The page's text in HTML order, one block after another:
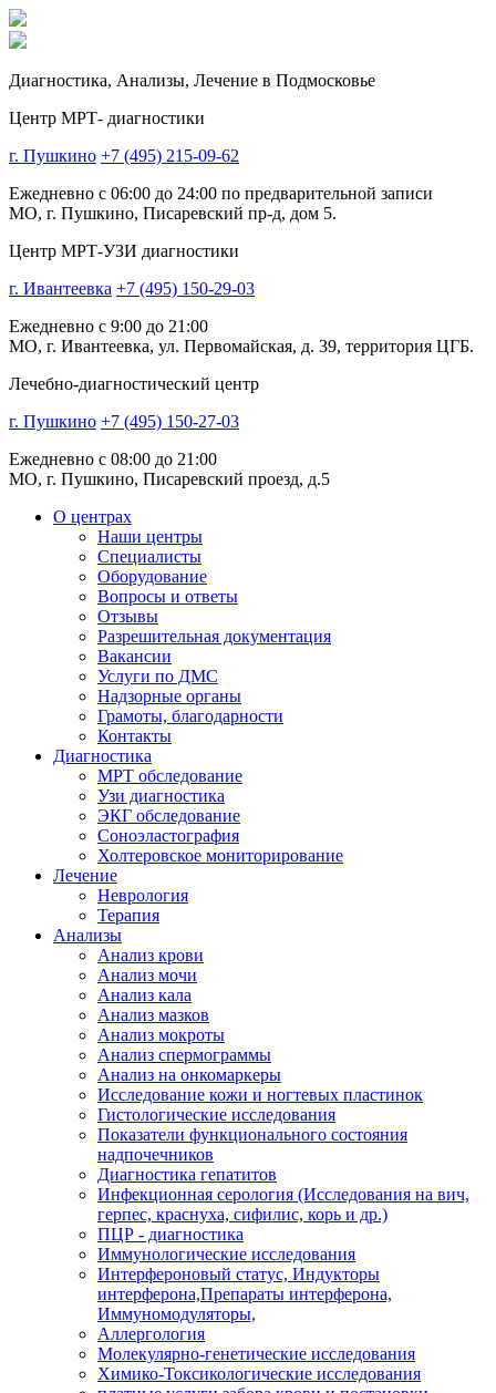
Диагностика, Анализы, Лечение в Подмосковье
Центр МРТ- диагностики
г. Пушкино +7 (495) 215-09-62
Ежедневно с 06:00 до 24:00 по предварительной записи
МО, г. Пушкино, Писаревский пр-д, дом 5.
Центр МРТ-УЗИ диагностики
г. Ивантеевка +7 (495) 150-29-03
Ежедневно с 9:00 до 21:00
МО, г. Ивантеевка, ул. Первомайская, д. 39, территория ЦГБ.
Лечебно-диагностический центр
г. Пушкино +7 (495) 150-27-03
Ежедневно с 08:00 до 21:00
МО, г. Пушкино, Писаревский проезд, д.5
О центрах
Наши центры
Специалисты
Оборудование
Вопросы и ответы
Отзывы
Разрешительная документация
Вакансии
Услуги по ДМС
Надзорные органы
Грамоты, благодарности
Контакты
Диагностика
МРТ обследование
Узи диагностика
ЭКГ обследование
Соноэластография
Холтеровское мониторирование
Лечение
Неврология
Терапия
Анализы
Анализ крови
Анализ мочи
Анализ кала
Анализ мазков
Анализ мокроты
Анализ спермограммы
Анализ на онкомаркеры
Исследование кожи и ногтевых пластинок
Гистологические исследования
Показатели функционального состояния
надпочечников
Диагностика гепатитов
Инфекционная серология (Исследования на вич,
герпес, краснуха, сифилис, корь и др.)
ПЦР - диагностика
Иммунологические исследования
Интерфероновый статус, Индукторы
интерферона,Препараты интерферона,
Иммуномодуляторы,
Аллергология
Молекулярно-генетические исследования
Химико-Токсикологические исследования